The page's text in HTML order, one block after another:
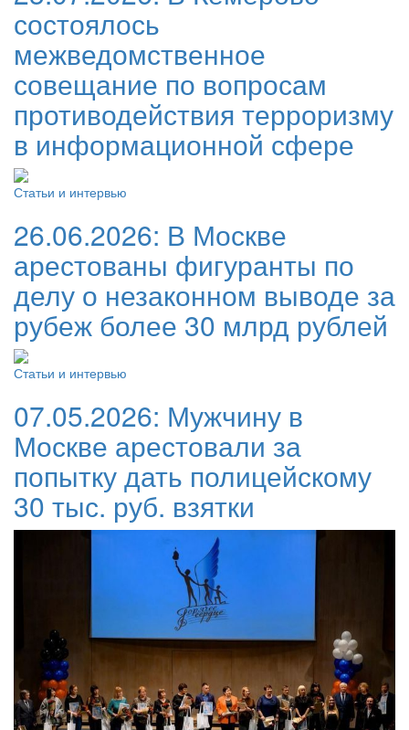
состоялось
межведомственное
совещание по вопросам
противодействия терроризму
в информационной сфере
Статьи и интервью
26.06.2026: В Москве
арестованы фигуранты по
делу о незаконном выводе за
рубеж более 30 млрд рублей
Статьи и интервью
07.05.2026: Мужчину в
Москве арестовали за
попытку дать полицейскому
30 тыс. руб. взятки